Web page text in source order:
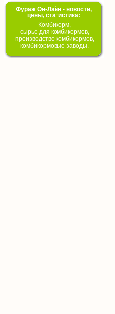
Фураж Он-Лайн - новости,
цены, статистика:
Комбикорм,
сырье для комбикормов,
производство комбикормов,
комбикормовые заводы.